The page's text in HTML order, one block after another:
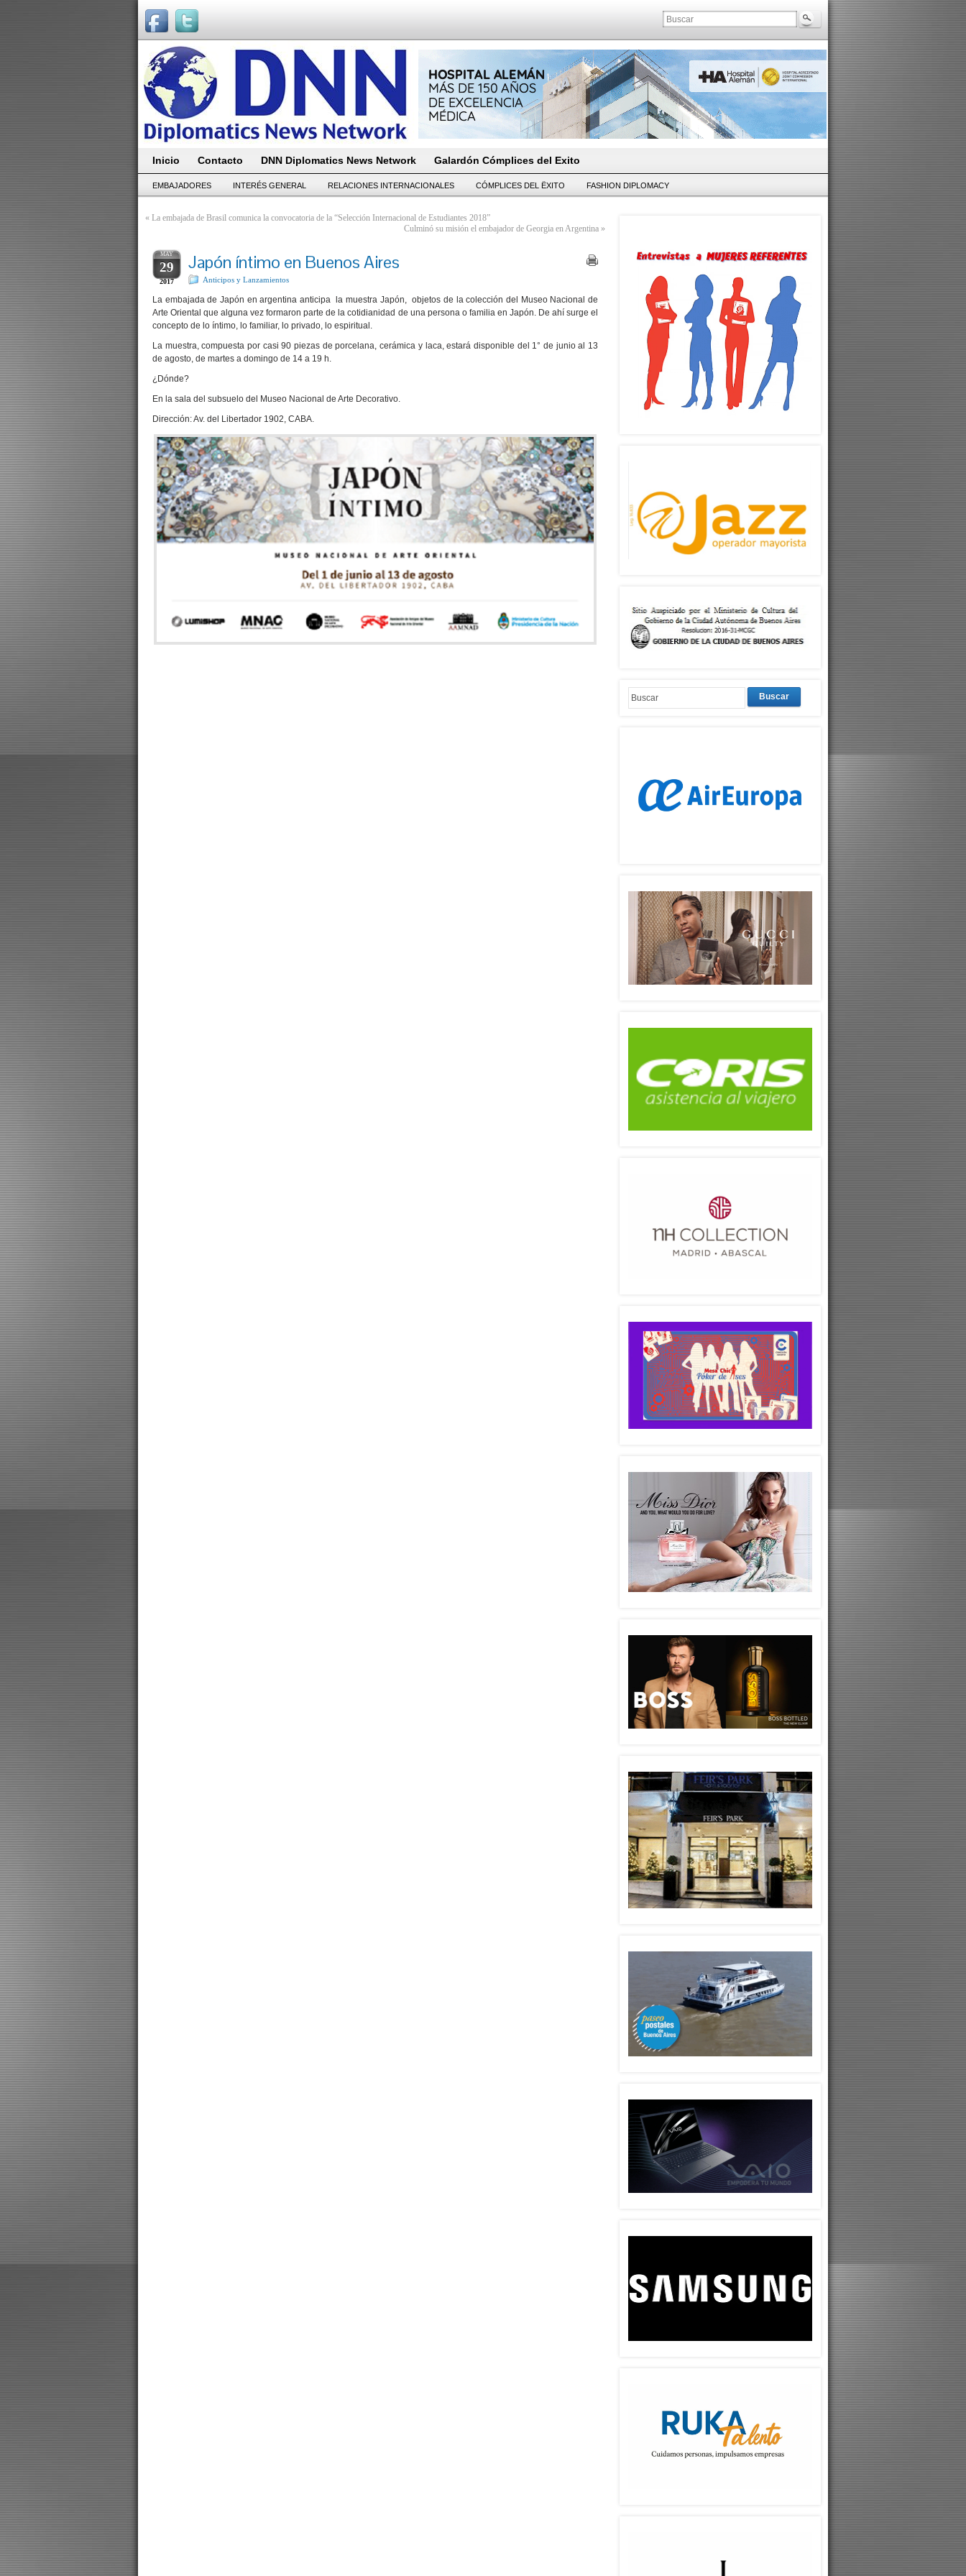
Inicio Contacto DNN Diplomatics News Network Galardón Cómplices del Exito
EMBAJADORES INTERÉS GENERAL RELACIONES INTERNACIONALES CÓMPLICES DEL ËXITO FASHION DIPLOMACY
« La embajada de Brasil comunica la convocatoria de la “Selección Internacional de Estudiantes 2018”
Culminó su misión el embajador de Georgia en Argentina »
MAY
29
2017
Japón íntimo en Buenos Aires
Anticipos y Lanzamientos
La embajada de Japón en argentina anticipa la muestra Japón, objetos de la colección del Museo Nacional de
Arte Oriental que alguna vez formaron parte de la cotidianidad de una persona o familia en Japón. De ahí surge el
concepto de lo íntimo, lo familiar, lo privado, lo espiritual.
La muestra, compuesta por casi 90 piezas de porcelana, cerámica y laca, estará disponible del 1° de junio al 13
de agosto, de martes a domingo de 14 a 19 h.
¿Dónde?
En la sala del subsuelo del Museo Nacional de Arte Decorativo.
Dirección: Av. del Libertador 1902, CABA.
Buscar